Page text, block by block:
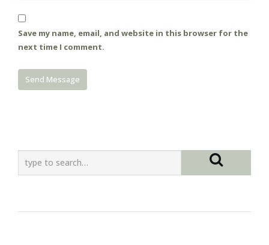
Save my name, email, and website in this browser for the
next time I comment.